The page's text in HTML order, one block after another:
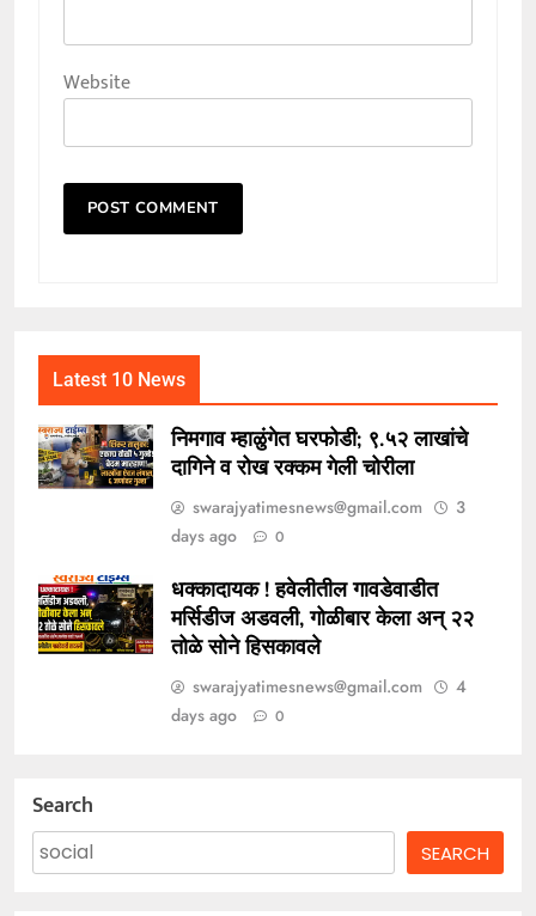
Website
Latest 10 News
निमगाव म्हाळुंगेत घरफोडी; ९.५२ लाखांचे
दागिने व रोख रक्कम गेली चोरीला
swarajyatimesnews@gmail.com
3
days ago
0
धक्कादायक ! हवेलीतील गावडेवाडीत
मर्सिडीज अडवली, गोळीबार केला अन् २२
तोळे सोने हिसकावले
swarajyatimesnews@gmail.com
4
days ago
0
Search
SEARCH